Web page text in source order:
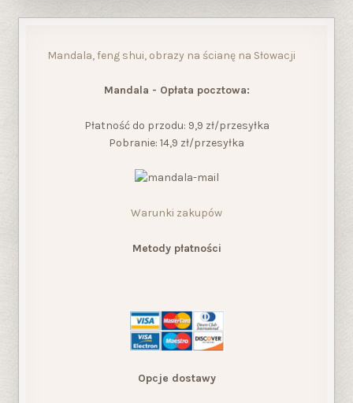
Mandala, feng shui, obrazy na ścianę na Słowacji
Mandala - Opłata pocztowa:
Płatność do przodu: 9,9 zł/przesyłka
Pobranie: 14,9 zł/przesyłka
Warunki zakupów
Metody płatności
Opcje dostawy